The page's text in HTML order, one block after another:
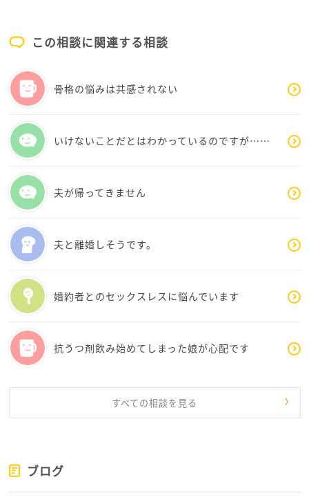
別れるにしても普通に説明したほうが面倒ではないと
思うのです。
ょうか・・・
に不安だということを
言っていいと思います、きっと分かっていただけると思
何でもないことを願っています
またご相談くださいね
この相談に関連する相談
骨格の悩みは共感されない
いけないことだとはわかっているのですが……
夫が帰ってきません
夫と離婚しそうです。
婚約者とのセックスレスに悩んでいます
抗うつ剤飲み始めてしまった娘が心配です
すべての相談を見る
ブログ